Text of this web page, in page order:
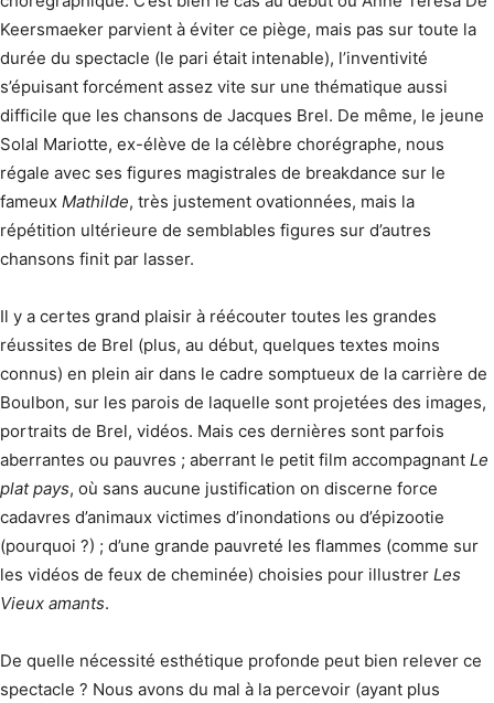
Keersmaeker parvient à éviter ce piège, mais pas sur toute la
durée du spectacle (le pari était intenable), l’inventivité
s’épuisant forcément assez vite sur une thématique aussi
difficile que les chansons de Jacques Brel. De même, le jeune
Solal Mariotte, ex-élève de la célèbre chorégraphe, nous
régale avec ses figures magistrales de breakdance sur le
fameux Mathilde, très justement ovationnées, mais la
répétition ultérieure de semblables figures sur d’autres
chansons finit par lasser.
Il y a certes grand plaisir à réécouter toutes les grandes
réussites de Brel (plus, au début, quelques textes moins
connus) en plein air dans le cadre somptueux de la carrière de
Boulbon, sur les parois de laquelle sont projetées des images,
portraits de Brel, vidéos. Mais ces dernières sont parfois
aberrantes ou pauvres ; aberrant le petit film accompagnant Le
plat pays, où sans aucune justification on discerne force
cadavres d’animaux victimes d’inondations ou d’épizootie
(pourquoi ?) ; d’une grande pauvreté les flammes (comme sur
les vidéos de feux de cheminée) choisies pour illustrer Les
Vieux amants.
De quelle nécessité esthétique profonde peut bien relever ce
spectacle ? Nous avons du mal à la percevoir (ayant plus